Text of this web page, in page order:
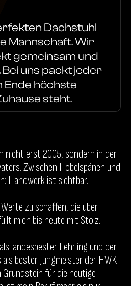
Dachstuhl
Mannschaft. Wir
gemeinsam und
uns packt jeder
Ende höchste
steht.
nicht erst 2005, sondern in der
Zwischen Hobelspänen und
Handwerk ist sichtbar.
zu schaffen, die über
mich bis heute mit Stolz.
landesbester Lehrling und der
bester Jungmeister der HWK
Grundstein für die heutige